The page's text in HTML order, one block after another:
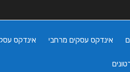
אינדקס עסקים מרחבי אינדקס